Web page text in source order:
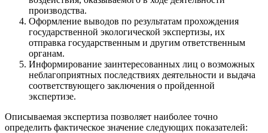
производства.
Оформление выводов по результатам прохождения
государственной экологической экспертизы, их
отправка государственным и другим ответственным
органам.
Информирование заинтересованных лиц о возможных
неблагоприятных последствиях деятельности и выдача
соответствующего заключения о пройденной
экспертизе.
Описываемая экспертиза позволяет наиболее точно
определить фактическое значение следующих показателей: